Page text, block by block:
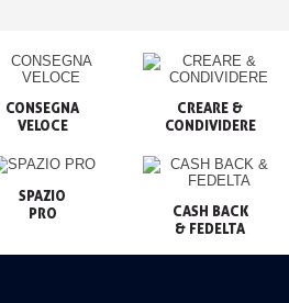
CONSEGNA
VELOCE
CREARE &
CONDIVIDERE
SPAZIO
PRO
CASH BACK
& FEDELTA